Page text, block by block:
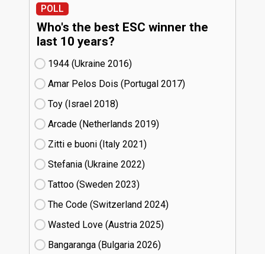
POLL
Who's the best ESC winner the
last 10 years?
1944 (Ukraine
16)
Amar Pelos Dois (Portugal
17)
Toy (Israel
18)
Arcade (Netherlands
19)
Zitti e buoni​ (Italy
21)
Stefania (Ukraine
22)
Tattoo (Sweden
23)
The Code (Switzerland
24)
Wasted Love (Austria
25)
Bangaranga (Bulgaria
26)